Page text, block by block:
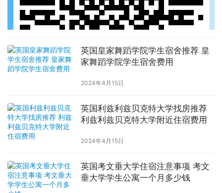
英国皇家舞蹈学院学生宿舍推荐 皇
家舞蹈学院学生宿舍费用
2024年4月15日
英国利兹利兹贝克特大学找房推荐
利兹利兹贝克特大学附近住宿费用
2024年4月15日
英国考文垂大学住宿注意事项 考文
垂大学学生公寓一个月多少钱